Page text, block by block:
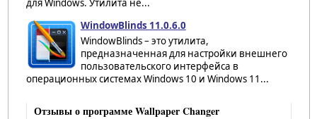
для Windows. Утилита не...
WindowBlinds 11.0.6.0
WindowBlinds – это утилита,
предназначенная для настройки внешнего
пользовательского интерфейса в
операционных системах Windows 10 и Windows 11...
Отзывы о программе Wallpaper Changer